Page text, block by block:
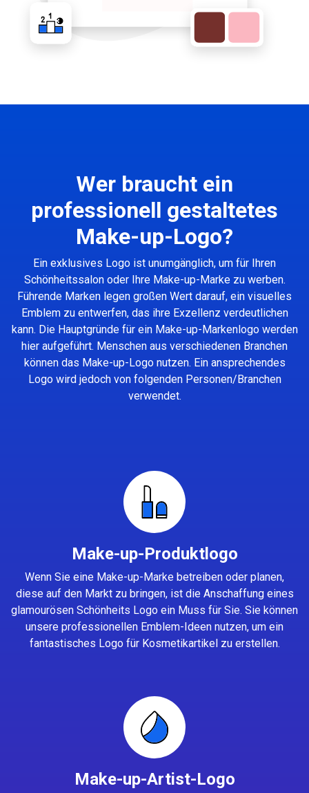
Wer braucht ein
professionell gestaltetes
Make-up-Logo?
Ein exklusives Logo ist unumgänglich, um für Ihren
Schönheitssalon oder Ihre Make-up-Marke zu werben.
Führende Marken legen großen Wert darauf, ein visuelles
Emblem zu entwerfen, das ihre Exzellenz verdeutlichen
kann. Die Hauptgründe für ein Make-up-Markenlogo werden
hier aufgeführt. Menschen aus verschiedenen Branchen
können das Make-up-Logo nutzen. Ein ansprechendes
Logo wird jedoch von folgenden Personen/Branchen
verwendet.
Make-up-Produktlogo
Wenn Sie eine Make-up-Marke betreiben oder planen,
diese auf den Markt zu bringen, ist die Anschaffung eines
glamourösen Schönheits Logo ein Muss für Sie. Sie können
unsere professionellen Emblem-Ideen nutzen, um ein
fantastisches Logo für Kosmetikartikel zu erstellen.
Make-up-Artist-Logo